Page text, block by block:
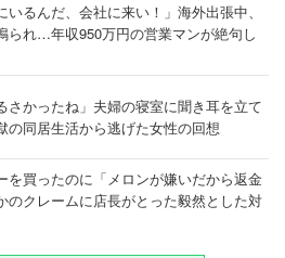
いるんだ、会社に来い！」海外出張中、
られ…年収950万円の営業マンが絶句し
さかったね」夫婦の寝室に聞き耳を立て
同居生活から逃げた女性の回想
を買ったのに「メロンが嫌いだから返金
のクレームに店長がとった毅然とした対